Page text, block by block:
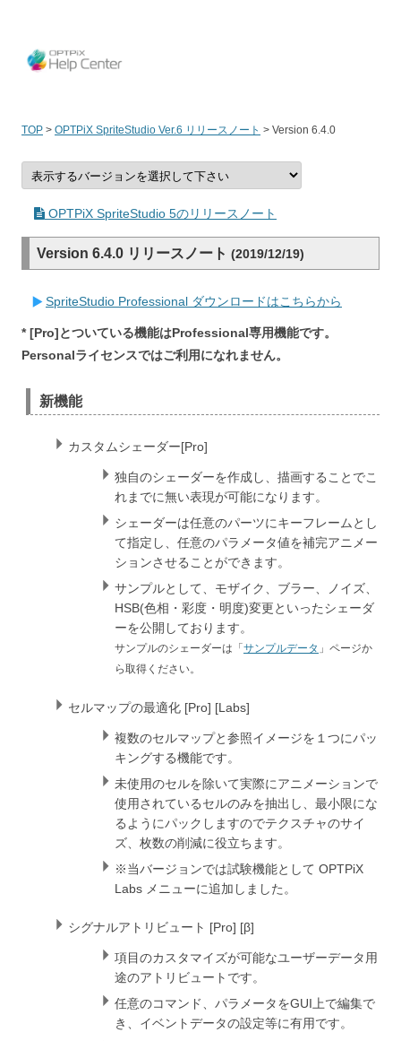
TOP > OPTPiX SpriteStudio Ver.6 リリースノート > Version 6.4.0
OPTPiX SpriteStudio 5のリリースノート
Version 6.4.0 リリースノート (2019/12/19)
SpriteStudio Professional ダウンロードはこちらから
* [Pro]とついている機能はProfessional専用機能です。
Personalライセンスではご利用になれません。
新機能
カスタムシェーダー[Pro]
独自のシェーダーを作成し、描画することでこ
れまでに無い表現が可能になります。
シェーダーは任意のパーツにキーフレームとし
て指定し、任意のパラメータ値を補完アニメー
ションさせることができます。
サンプルとして、モザイク、ブラー、ノイズ、
HSB(色相・彩度・明度)変更といったシェーダ
ーを公開しております。
サンプルのシェーダーは「 サンプルデータ 」ページか
ら取得ください。
セルマップの最適化 [Pro] [Labs]
複数のセルマップと参照イメージを１つにパッ
キングする機能です。
未使用のセルを除いて実際にアニメーションで
使用されているセルのみを抽出し、最小限にな
るようにパックしますのでテクスチャのサイ
ズ、枚数の削減に役立ちます。
※当バージョンでは試験機能として OPTPiX
Labs メニューに追加しました。
シグナルアトリビュート [Pro] [β]
項目のカスタマイズが可能なユーザーデータ用
途のアトリビュートです。
任意のコマンド、パラメータをGUI上で編集で
き、イベントデータの設定等に有用です。